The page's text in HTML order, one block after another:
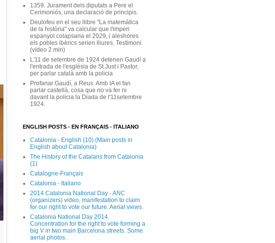
1359. Jurament dels diputats a Pere el
Cerimoniós, una declaració de principis.
Deulofeu en el seu llibre "La matemàtica
de la història" va calcular que l'imperi
espanyol colapsaria el 2029, i aleshores
els pobles ibèrics serien lliures. Testimoni.
(vídeo 2 min)
L'11 de setembre de 1924 detenen Gaudí a
l'entrada de l'església de St.Just i Pastor,
per parlar català amb la policia
Profanar Gaudí, a Reus. Amb IA el fan
parlar castellà, cosa que no va fer ni
davant la policia la Diada de l'11setembre
1924.
ENGLISH POSTS - EN FRANÇAIS - ITALIANO
Catalonia - English (10) (Main posts in
English about Catalonia)
The History of the Catalans from Catalonia
(1)
Catalogne-Français
Catalonia - Italiano
2014 Catalonia National Day - ANC
(organizers) video, manifestation to claim
for our right to vote our future. Aerial views.
Catalonia National Day 2014.
Concentration for the right to vote forming a
big V in two main Barcelona streets. Some
aerial photos.